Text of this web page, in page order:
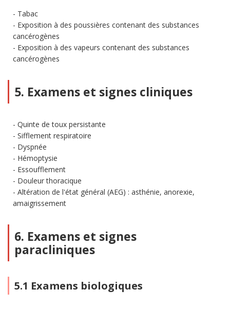
Tabac
Exposition à des poussières contenant des substances
cancérogènes
Exposition à des vapeurs contenant des substances
cancérogènes
5. Examens et signes cliniques
Quinte de toux persistante
Sifflement respiratoire
Dyspnée
Hémoptysie
Essoufflement
Douleur thoracique
Altération de l'état général (AEG) : asthénie, anorexie,
amaigrissement
6. Examens et signes
paracliniques
5.1 Examens biologiques